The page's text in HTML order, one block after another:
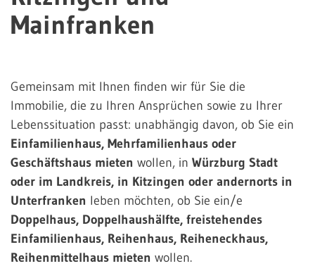
Mainfranken
Gemeinsam mit Ihnen finden wir für Sie die
Immobilie, die zu Ihren Ansprüchen sowie zu Ihrer
Lebenssituation passt: unabhängig davon, ob Sie ein
Einfamilienhaus, Mehrfamilienhaus oder
Geschäftshaus mieten wollen, in Würzburg Stadt
oder im Landkreis, in Kitzingen oder andernorts in
Unterfranken leben möchten, ob Sie ein/e
Doppelhaus, Doppelhaushälfte, freistehendes
Einfamilienhaus, Reihenhaus, Reiheneckhaus,
Reihenmittelhaus mieten wollen.